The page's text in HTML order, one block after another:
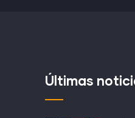
Últimas